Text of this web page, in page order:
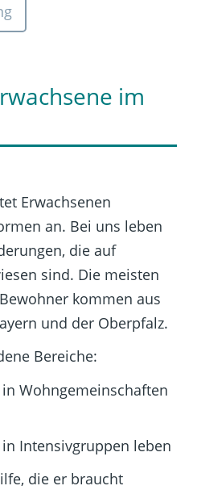
im
Erwachsenen
an. Bei uns leben
die auf
sind. Die meisten
kommen aus
und der Oberpfalz.
Bereiche:
Wohngemeinschaften
Intensivgruppen leben
die er braucht